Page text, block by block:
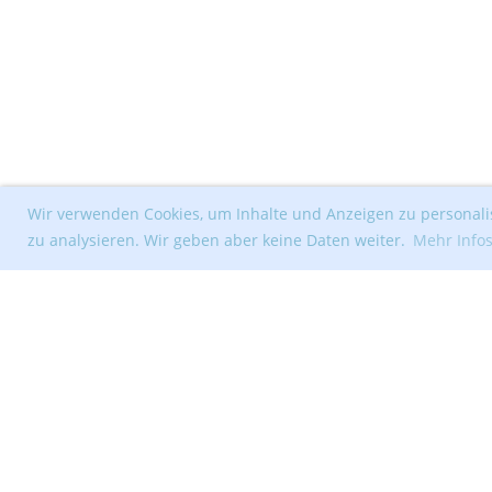
Wir verwenden Cookies, um Inhalte und Anzeigen zu
zu analysieren. Wir geben aber keine Daten weiter. Mehr Infos